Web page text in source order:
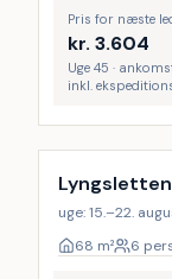
Pris for næste
kr. 3.604
Uge 45 ·
inkl.
uge: 15.–22.
68 m² 6